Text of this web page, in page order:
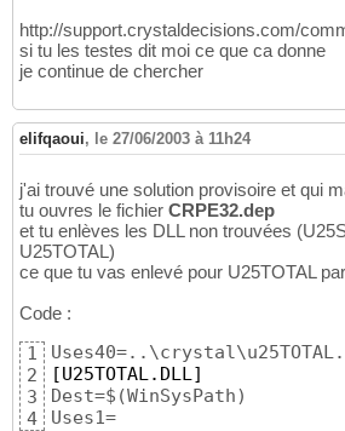
http://support.crystaldecisions.com/
si tu les testes dit moi ce que ca donne
je continue de chercher
elifqaoui, le 27/06/2003 à 11h24
j'ai trouvé une solution provisoire et qui
tu ouvres le fichier CRPE32.dep
et tu enlèves les DLL non trouvées
U25TOTAL)
ce que tu vas enlevé pour U25TOTAL
Code :
1
2
3
4
[U25TOTAL.DLL]
Dest=$ (WinSysPath)
Uses1=